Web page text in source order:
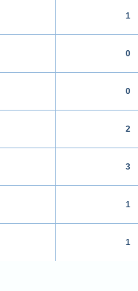
1
0
0
2
3
1
1